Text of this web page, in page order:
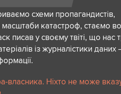
схеми пропагандистів,
катастроф, стаємо
писав у своєму твіті, що нас
із журналістики даних
власника. Ніхто не може